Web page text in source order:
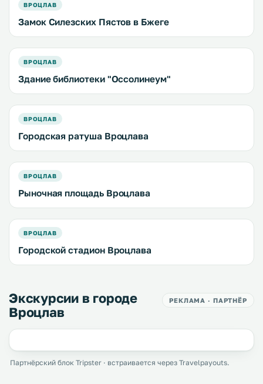
ВРОЦЛАВ
Замок Силезских Пястов в Бжеге
ВРОЦЛАВ
Здание библиотеки "Оссолинеум"
ВРОЦЛАВ
Городская ратуша Вроцлава
ВРОЦЛАВ
Рыночная площадь Вроцлава
ВРОЦЛАВ
Городской стадион Вроцлава
Экскурсии в городе
Вроцлав
РЕКЛАМА · ПАРТНЁР
Партнёрский блок Tripster · встраивается через Travelpayouts.